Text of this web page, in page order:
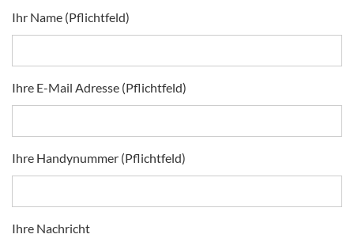
Ihr Name (Pflichtfeld)
Ihre E-Mail Adresse (Pflichtfeld)
Ihre Handynummer (Pflichtfeld)
Ihre Nachricht